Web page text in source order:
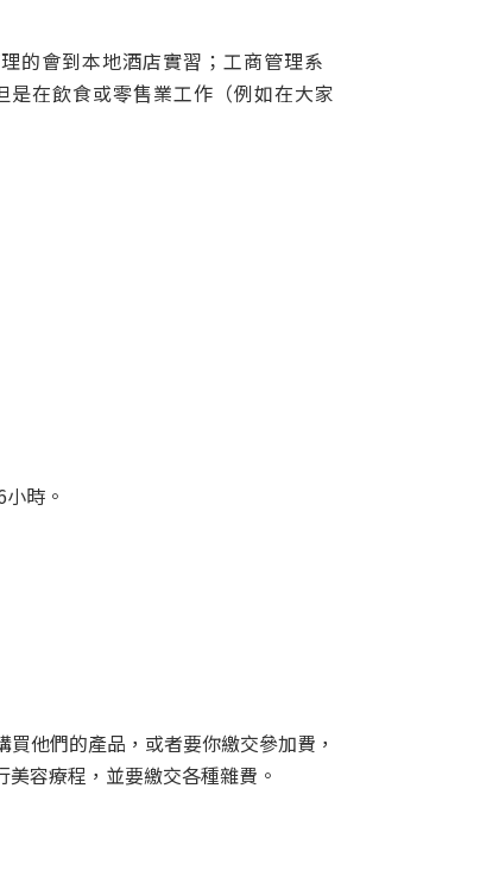
的會到本地酒店實習；工商管理系
在飲食或零售業工作（例如在大家
時。
他們的產品，或者要你繳交參加費，
容療程，並要繳交各種雜費。